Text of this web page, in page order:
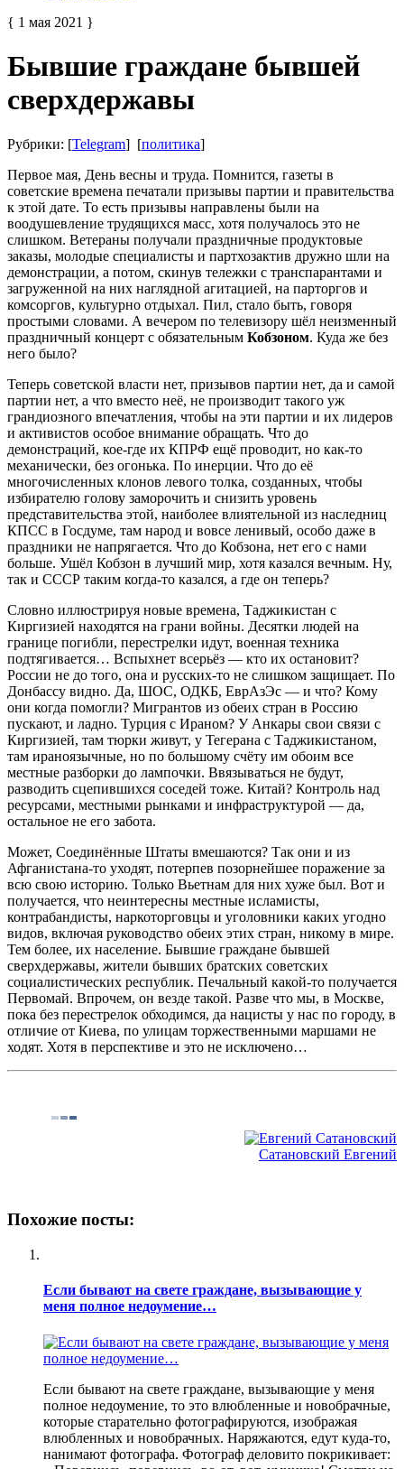
{ 1 мая 2021 }
Бывшие граждане бывшей
сверхдержавы
Рубрики: [Telegram] [политика]
Первое мая, День весны и труда. Помнится, газеты в
советские времена печатали призывы партии и правительства
к этой дате. То есть призывы направлены были на
воодушевление трудящихся масс, хотя получалось это не
слишком. Ветераны получали праздничные продуктовые
заказы, молодые специалисты и партхозактив дружно шли на
демонстрации, а потом, скинув тележки с транспарантами и
загруженной на них наглядной агитацией, на парторгов и
комсоргов, культурно отдыхал. Пил, стало быть, говоря
простыми словами. А вечером по телевизору шёл неизменный
праздничный концерт с обязательным Кобзоном. Куда же без
него было?
Теперь советской власти нет, призывов партии нет, да и самой
партии нет, а что вместо неё, не производит такого уж
грандиозного впечатления, чтобы на эти партии и их лидеров
и активистов особое внимание обращать. Что до
демонстраций, кое-где их КПРФ ещё проводит, но как-то
механически, без огонька. По инерции. Что до её
многочисленных клонов левого толка, созданных, чтобы
избирателю голову заморочить и снизить уровень
представительства этой, наиболее влиятельной из наследниц
КПСС в Госдуме, там народ и вовсе ленивый, особо даже в
праздники не напрягается. Что до Кобзона, нет его с нами
больше. Ушёл Кобзон в лучший мир, хотя казался вечным. Ну,
так и СССР таким когда-то казался, а где он теперь?
Словно иллюстрируя новые времена, Таджикистан с
Киргизией находятся на грани войны. Десятки людей на
границе погибли, перестрелки идут, военная техника
подтягивается… Вспыхнет всерьёз — кто их остановит?
России не до того, она и русских-то не слишком защищает. По
Донбассу видно. Да, ШОС, ОДКБ, ЕврАзЭс — и что? Кому
они когда помогли? Мигрантов из обеих стран в Россию
пускают, и ладно. Турция с Ираном? У Анкары свои связи с
Киргизией, там тюрки живут, у Тегерана с Таджикистаном,
там ираноязычные, но по большому счёту им обоим все
местные разборки до лампочки. Ввязываться не будут,
разводить сцепившихся соседей тоже. Китай? Контроль над
ресурсами, местными рынками и инфраструктурой — да,
остальное не его забота.
Может, Соединённые Штаты вмешаются? Так они и из
Афганистана-то уходят, потерпев позорнейшее поражение за
всю свою историю. Только Вьетнам для них хуже был. Вот и
получается, что неинтересны местные исламисты,
контрабандисты, наркоторговцы и уголовники каких угодно
видов, включая руководство обеих этих стран, никому в мире.
Тем более, их население. Бывшие граждане бывшей
сверхдержавы, жители бывших братских советских
социалистических республик. Печальный какой-то получается
Первомай. Впрочем, он везде такой. Разве что мы, в Москве,
пока без перестрелок обходимся, да нацисты у нас по городу, в
отличие от Киева, по улицам торжественными маршами не
ходят. Хотя в перспективе и это не исключено…
Сатановский Евгений
Похожие посты:
Если бывают на свете граждане, вызывающие у
меня полное недоумение…
Если бывают на свете граждане, вызывающие у меня
полное недоумение, то это влюбленные и новобрачные,
которые старательно фотографируются, изображая
влюбленных и новобрачных. Наряжаются, едут куда-то,
нанимают фотографа. Фотограф деловито покрикивает: